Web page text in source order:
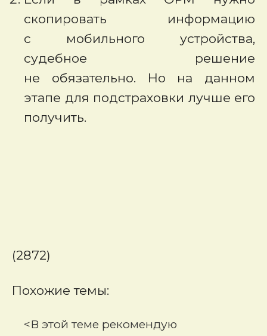
скопировать информацию
с мобильного устройства,
судебное решение
не обязательно. Но на данном
этапе для подстраховки лучше его
получить.
(2872)
Похожие темы:
<В этой теме рекомендую